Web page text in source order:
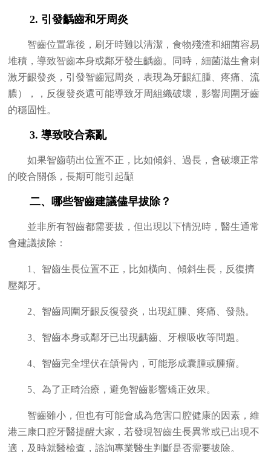
2. 引發齲齒和牙周炎
智齒位置靠後，刷牙時難以清潔，食物殘渣和細菌容易
堆積，導致智齒本身或鄰牙發生齲齒。同時，細菌滋生會刺
激牙齦發炎，引發智齒冠周炎，表現為牙齦紅腫、疼痛、流
膿），，反復發炎還可能導致牙周組織破壞，影響周圍牙齒
的穩固性。
3. 導致咬合紊亂
如果智齒萌出位置不正，比如傾斜、過長，會破壞正常
的咬合關係，長期可能引起顳
二、哪些智齒建議儘早拔除？
並非所有智齒都需要拔，但出現以下情況時，醫生通常
會建議拔除：
1、智齒生長位置不正，比如橫向、傾斜生長，反復擠
壓鄰牙。
2、智齒周圍牙齦反復發炎，出現紅腫、疼痛、發熱。
3、智齒本身或鄰牙已出現齲齒、牙根吸收等問題。
4、智齒完全埋伏在頜骨內，可能形成囊腫或腫瘤。
5、為了正畸治療，避免智齒影響矯正效果。
智齒雖小，但也有可能會成為危害口腔健康的因素，維
港三康口腔牙醫提醒大家，若發現智齒生長異常或已出現不
適，及時就醫檢查，諮詢專業醫生判斷是否需要拔除。